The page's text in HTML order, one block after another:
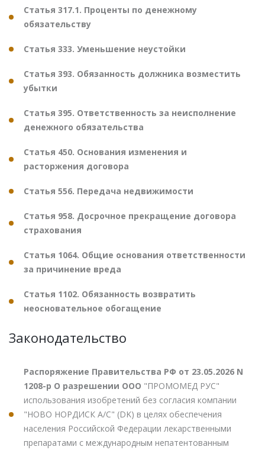
Статья 317.1. Проценты по денежному
обязательству
Статья 333. Уменьшение неустойки
Статья 393. Обязанность должника возместить
убытки
Статья 395. Ответственность за неисполнение
денежного обязательства
Статья 450. Основания изменения и
расторжения договора
Статья 556. Передача недвижимости
Статья 958. Досрочное прекращение договора
страхования
Статья 1064. Общие основания ответственности
за причинение вреда
Статья 1102. Обязанность возвратить
неосновательное обогащение
Законодательство
Распоряжение Правительства РФ от 23.05.2026 N
1208-р О разрешении ООО "ПРОМОМЕД РУС"
использования изобретений без согласия компании
"НОВО НОРДИСК А/С" (DK) в целях обеспечения
населения Российской Федерации лекарственными
препаратами с международным непатентованным